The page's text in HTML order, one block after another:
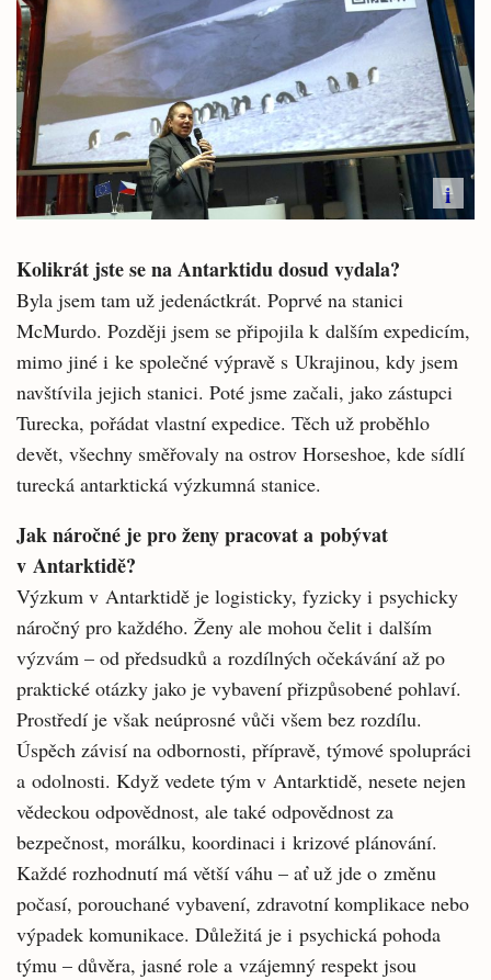
i
Kolikrát jste se na Antarktidu dosud vydala?
Byla jsem tam už jedenáctkrát. Poprvé na stanici
McMurdo. Později jsem se připojila k dalším expedicím,
mimo jiné i ke společné výpravě s Ukrajinou, kdy jsem
navštívila jejich stanici. Poté jsme začali, jako zástupci
Turecka, pořádat vlastní expedice. Těch už proběhlo
devět, všechny směřovaly na ostrov Horseshoe, kde sídlí
turecká antarktická výzkumná stanice.
Jak náročné je pro ženy pracovat a pobývat
v Antarktidě?
Výzkum v Antarktidě je logisticky, fyzicky i psychicky
náročný pro každého. Ženy ale mohou čelit i dalším
výzvám – od předsudků a rozdílných očekávání až po
praktické otázky jako je vybavení přizpůsobené pohlaví.
Prostředí je však neúprosné vůči všem bez rozdílu.
Úspěch závisí na odbornosti, přípravě, týmové spolupráci
a odolnosti. Když vedete tým v Antarktidě, nesete nejen
vědeckou odpovědnost, ale také odpovědnost za
bezpečnost, morálku, koordinaci i krizové plánování.
Každé rozhodnutí má větší váhu – ať už jde o změnu
počasí, porouchané vybavení, zdravotní komplikace nebo
výpadek komunikace. Důležitá je i psychická pohoda
týmu – důvěra, jasné role a vzájemný respekt jsou